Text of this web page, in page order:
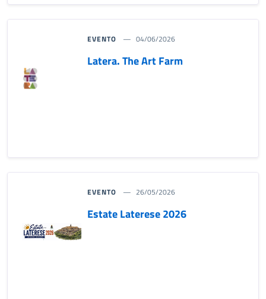
EVENTO 04/06/2026
Latera. The Art Farm
EVENTO 26/05/2026
Estate Laterese 2026